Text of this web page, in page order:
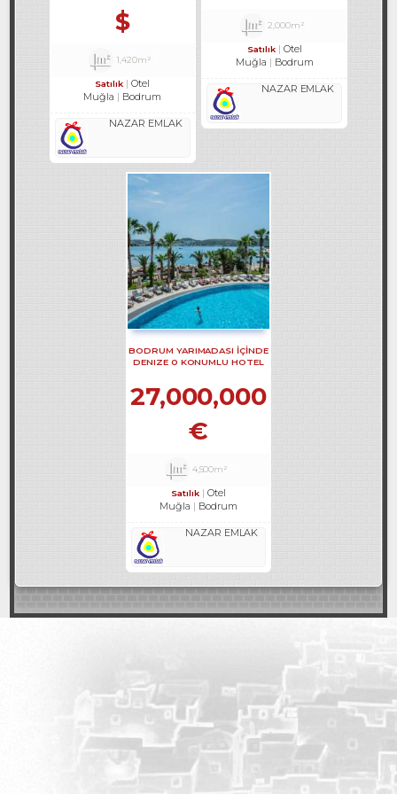
$
1,420m²
Satılık
Otel
Muğla
Bodrum
NAZAR EMLAK
2,000m²
Satılık
Otel
Muğla
Bodrum
NAZAR EMLAK
BODRUM YARIMADASI IÇINDE
DENIZE 0 KONUMLU HOTEL
27,000,000
€
4,500m²
Satılık
Otel
Muğla
Bodrum
NAZAR EMLAK